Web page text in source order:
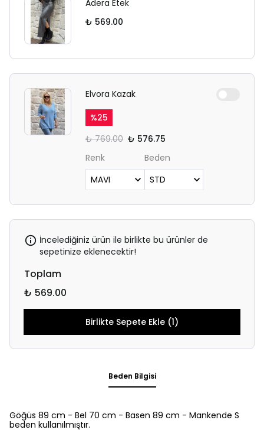
Adera Etek
₺ 569.00
Elvora Kazak
%25
₺ 769.00 ₺ 576.75
Renk
Beden
İncelediğiniz ürün ile birlikte bu ürünler de
sepetinize eklenecektir!
Toplam
₺ 569.00
Birlikte Sepete Ekle (1)
Beden Bilgisi
Göğüs 89 cm - Bel 70 cm - Basen 89 cm - Mankende S
beden kullanılmıştır.